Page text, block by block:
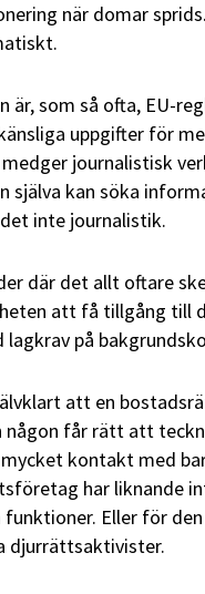
när domar
är, som så ofta, EU-
uppgifter för
journalistisk
själva kan söka
inte journalistik.
där det allt oftare
att få tillgång till
på
att en
någon får rätt att
kontakt med
har liknande
funktioner. Eller för
djurrättsaktivister.